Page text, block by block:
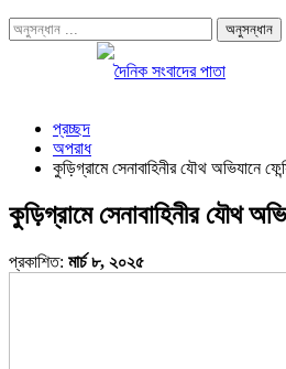
প্রচ্ছদ
অপরাধ
কুড়িগ্রামে সেনাবাহিনীর যৌথ অভিযানে
কুড়িগ্রামে সেনাবাহিনীর যৌথ
প্রকাশিত: মার্চ ৮, ২০২৫